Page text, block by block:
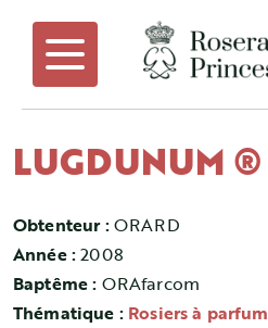
LUGDUNUM ®
Obtenteur :ORARD
Année :2008
Baptême : ORAfarcom
Thématique : Rosiers à parfum